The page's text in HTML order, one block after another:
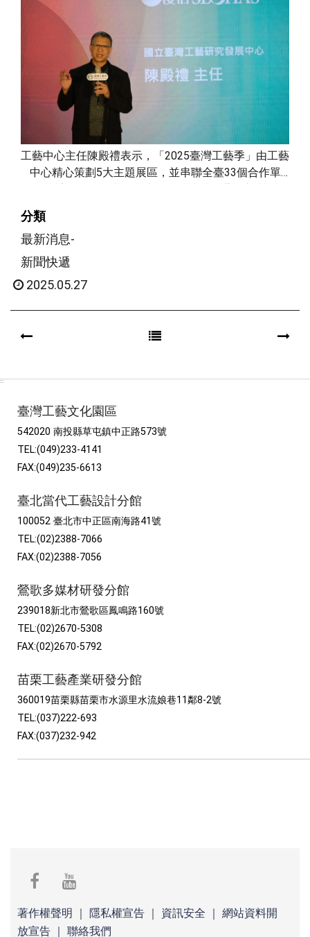
記憶與情感，以工藝文化滋養這塊土地與人群，寓意臺
灣工藝從地方扎根，逐步擴散至國際，匯聚成無限循環
的文化連結力量。
工藝中心主任陳殿禮表示，「2025臺灣工藝季」由工藝
中心精心策劃5大主題展區，並串聯全臺33個合作單
分類
最新消息-
新聞快遞
2025.05.27
:::
臺灣工藝文化園區
542020 南投縣草屯鎮中正路573號
TEL:(049)233-4141
FAX:(049)235-6613
臺北當代工藝設計分館
100052 臺北市中正區南海路41號
TEL:(02)2388-7066
FAX:(02)2388-7056
鶯歌多媒材研發分館
239018新北市鶯歌區鳳鳴路160號
TEL:(02)2670-5308
FAX:(02)2670-5792
苗栗工藝產業研發分館
360019苗栗縣苗栗市水源里水流娘巷11鄰8-2號
TEL:(037)222-693
FAX:(037)232-942
facebook
著作權聲明 隱私權宣告 資訊安全
網站資料開
放宣告
聯絡我們